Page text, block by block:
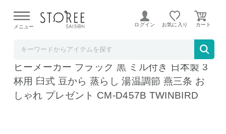
よる配送遅延が発生しております。
メニュー ログイン お気に入り
ツインバード コーヒーメーカー 全自動コー
ヒーメーカー ブラック 黒 ミル付き 日本製 3
杯用 臼式 豆から 蒸らし 湯温調節 燕三条 お
しゃれ プレゼント CM-D457B TWINBIRD